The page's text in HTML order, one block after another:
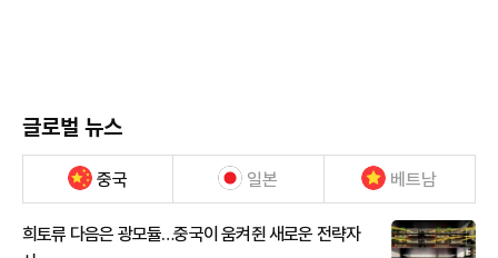
글로벌 뉴스
중국 일본 베트남
희토류 다음은 광모듈…중국이 움켜쥔 새로운 전략자